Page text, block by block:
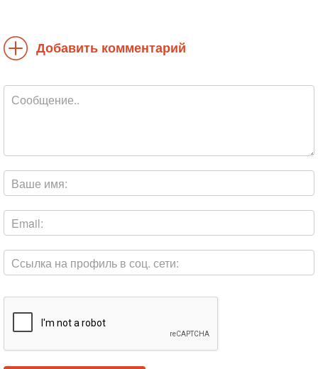
Добавить комментарий